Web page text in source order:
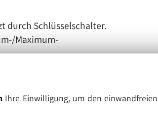
durch Schlüsselschalter.
Maximum-
Ihre Einwilligung, um den